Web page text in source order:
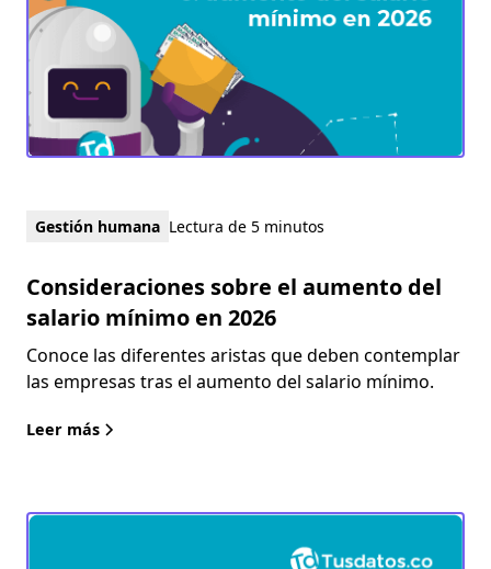
Gestión humana Lectura de 5 minutos
Consideraciones sobre el aumento del
salario mínimo en 2026
Conoce las diferentes aristas que deben contemplar
las empresas tras el aumento del salario mínimo.
Leer más